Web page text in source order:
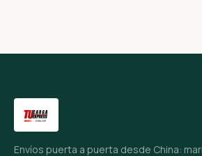
Envíos puerta a puerta desde China: